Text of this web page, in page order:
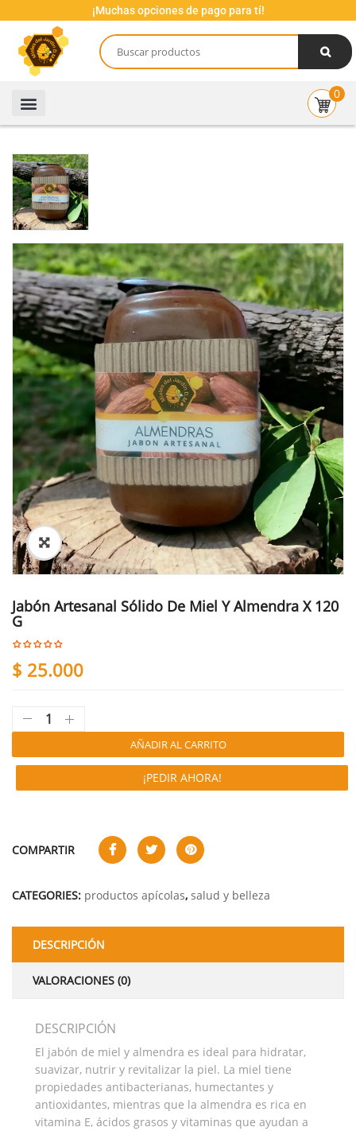
¡Muchas opciones de pago para tí!
0
Jabón Artesanal Sólido De Miel Y Almendra X 120
G
$ 25.000
AÑADIR AL CARRITO
¡PEDIR AHORA!
COMPARTIR
CATEGORIES: productos apícolas, salud y belleza
DESCRIPCIÓN
VALORACIONES (0)
DESCRIPCIÓN
El jabón de miel y almendra es ideal para hidratar,
suavizar, nutrir y revitalizar la piel. La miel tiene
propiedades antibacterianas, humectantes y
antioxidantes, mientras que la almendra es rica en
vitamina E, ácidos grasos y vitaminas que ayudan a